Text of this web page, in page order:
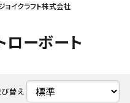
ゼル関連
式会社
ョイクラフト株式会社
ローボート
替え